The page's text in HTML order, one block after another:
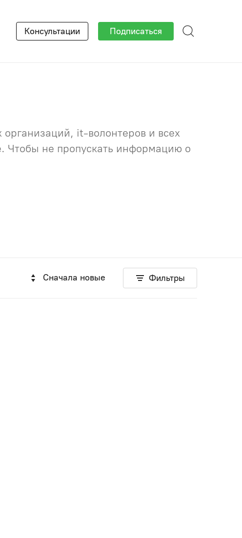
Консультации Подписаться
it-волонтеров и всех
Чтобы не пропускать информацию о
Сначала новые Фильтры